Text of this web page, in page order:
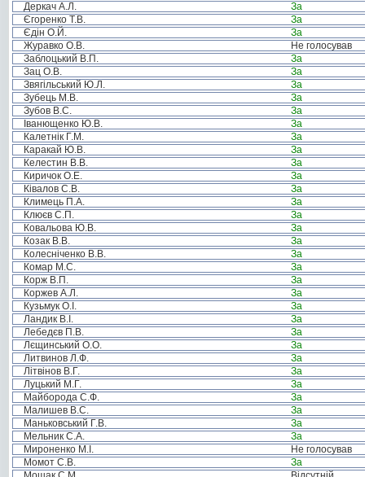
Деркач А.Л.
За
Єгоренко Т.В.
За
Єдін О.Й.
За
Журавко О.В.
Не голосував
Заблоцький В.П.
За
Зац О.В.
За
Звягільський Ю.Л.
За
Зубець М.В.
За
Зубов В.С.
За
Іванющенко Ю.В.
За
Калетнік Г.М.
За
Каракай Ю.В.
За
Келестин В.В.
За
Киричок О.Е.
За
Ківалов С.В.
За
Климець П.А.
За
Клюєв С.П.
За
Ковальова Ю.В.
За
Козак В.В.
За
Колесніченко В.В.
За
Комар М.С.
За
Корж В.П.
За
Коржев А.Л.
За
Кузьмук О.І.
За
Ландик В.І.
За
Лебедєв П.В.
За
Лєщинський О.О.
За
Литвинов Л.Ф.
За
Літвінов В.Г.
За
Луцький М.Г.
За
Майборода С.Ф.
За
Малишев В.С.
За
Маньковський Г.В.
За
Мельник С.А.
За
Мироненко М.І.
Не голосував
Момот С.В.
За